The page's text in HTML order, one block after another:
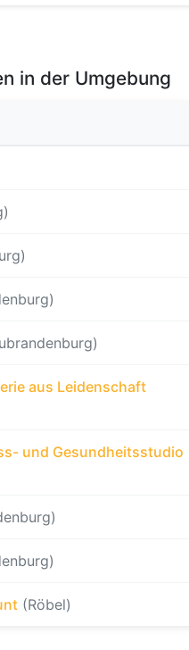
in der Umgebung
aus Leidenschaft
und Gesundheitsstudio
(Röbel)